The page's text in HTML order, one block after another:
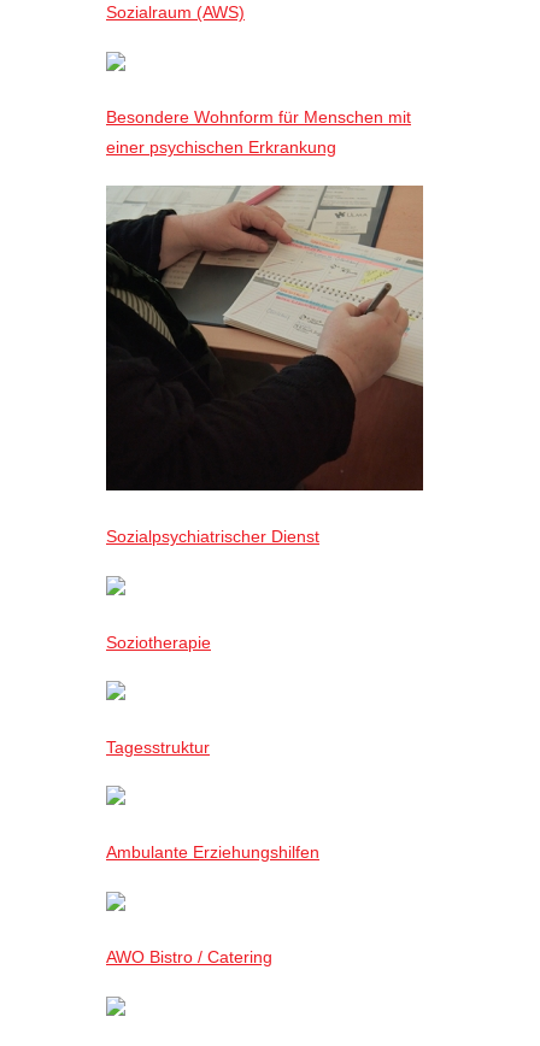
Sozialraum (AWS)
Besondere Wohnform für Menschen mit
einer psychischen Erkrankung
Sozialpsychiatrischer Dienst
Soziotherapie
Tagesstruktur
Ambulante Erziehungshilfen
AWO Bistro / Catering